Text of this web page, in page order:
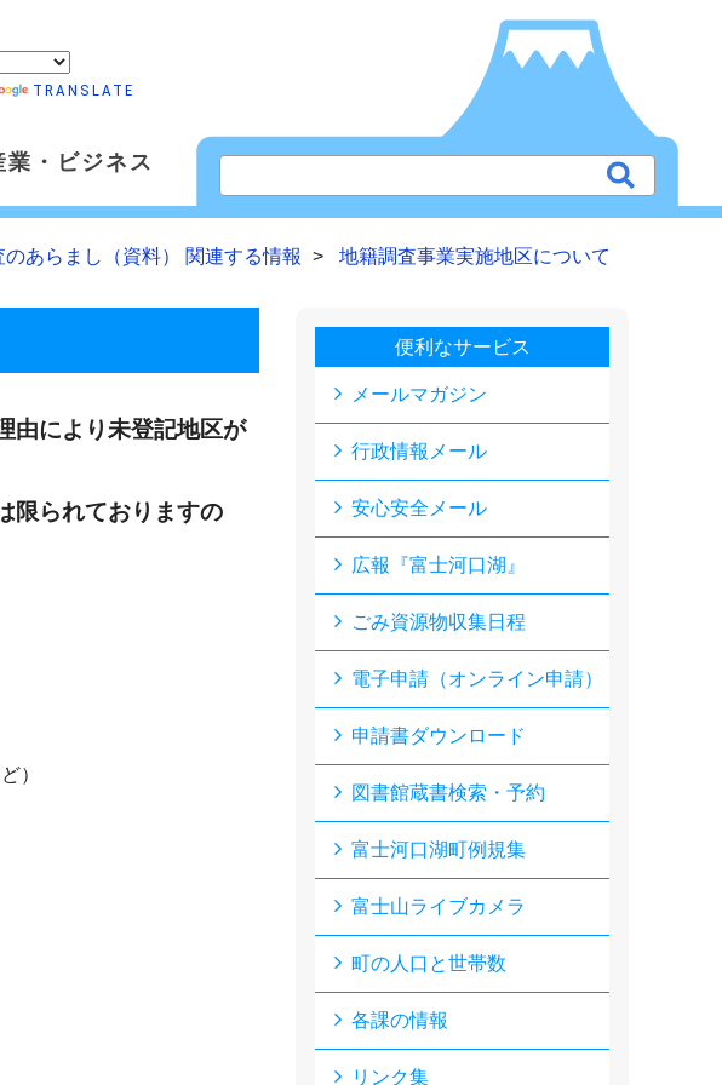
TRANSLATE
業・ビジネス
のあらまし（資料） 関連する情報 地籍調査事業実施地区について
由により未登記地区が
限られておりますの
）
便利なサービス
メールマガジン
行政情報メール
安心安全メール
広報『富士河口湖』
ごみ資源物収集日程
電子申請（オンライン申請）
申請書ダウンロード
図書館蔵書検索・予約
富士河口湖町例規集
富士山ライブカメラ
町の人口と世帯数
各課の情報
リンク集